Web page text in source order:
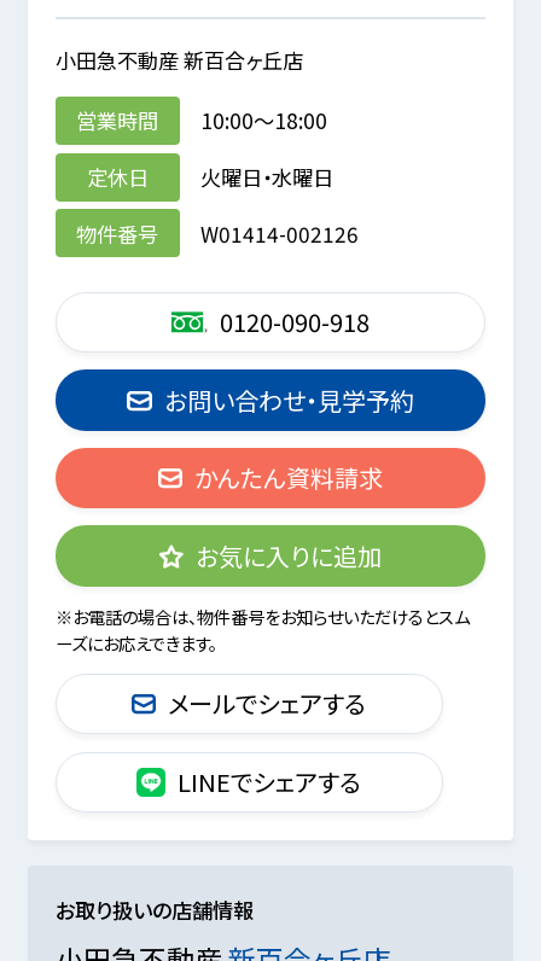
小田急不動産 新百合ヶ丘店
営業時間
10:00～18:00
定休日
火曜日・水曜日
物件番号
W01414-002126
0120-090-918
お問い合わせ・見学予約
かんたん資料請求
お気に入りに追加
※お電話の場合は、物件番号をお知らせいただけるとスム
ーズにお応えできます。
メールでシェアする
LINEでシェアする
お取り扱いの店舗情報